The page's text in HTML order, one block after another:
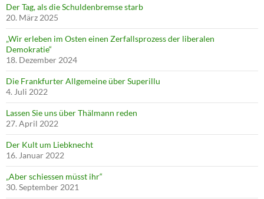
Der Tag, als die Schuldenbremse starb
20. März 2025
„Wir erleben im Osten einen Zerfallsprozess der liberalen
Demokratie“
18. Dezember 2024
Die Frankfurter Allgemeine über Superillu
4. Juli 2022
Lassen Sie uns über Thälmann reden
27. April 2022
Der Kult um Liebknecht
16. Januar 2022
„Aber schiessen müsst ihr“
30. September 2021